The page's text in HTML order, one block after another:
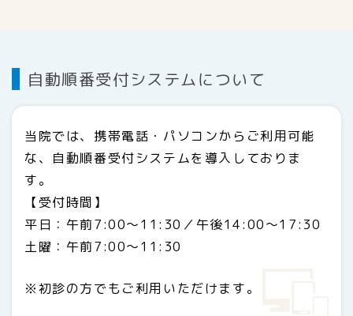
自動順番受付システムについて
当院では、携帯電話・パソコンからご利用可能
な、自動順番受付システムを導入しておりま
す。
【受付時間】
平日：午前7:00～11:30／午後14:00～17:30
土曜：午前7:00～11:30
※初診の方でもご利用いただけます。